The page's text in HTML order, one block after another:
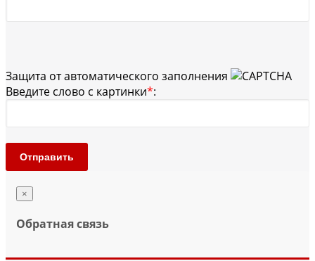
Защита от автоматического заполнения
Введите слово с картинки*:
Отправить
×
Обратная связь